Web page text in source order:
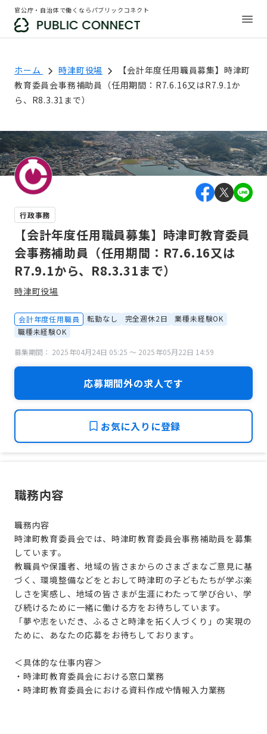
官公庁・自治体で働くならパブリックコネクト
ホーム 時津町役場
【会計年度任用職員募集】時津町
教育委員会事務補助員（任用期間：R7.6.16又はR7.9.1か
ら、R8.3.31まで）
行政事務
【会計年度任用職員募集】時津町教育委員
会事務補助員（任用期間：R7.6.16又は
R7.9.1から、R8.3.31まで）
時津町役場
会計年度任用職員 転勤なし 完全週休2日
業種未経験OK
職種未経験OK
募集期間： 2025年04月24日 05:25 〜 2025年05月22日 14:59
応募期間外の求人です
お気に入りに登録
職務内容
職務内容
時津町教育委員会では、時津町教育委員会事務補助員を募集
しています。
教職員や保護者、地域の皆さまからのさまざまなご意見に基
づく、環境整備などをとおして時津町の子どもたちが学ぶ楽
しさを実感し、地域の皆さまが生涯にわたって学び合い、学
び続けるために一緒に働ける方をお待ちしています。
「夢や志をいだき、ふるさと時津を拓く人づくり」の実現の
ために、あなたの応募をお待ちしております。
＜具体的な仕事内容＞
・時津町教育委員会における窓口業務
・時津町教育委員会における資料作成や情報入力業務